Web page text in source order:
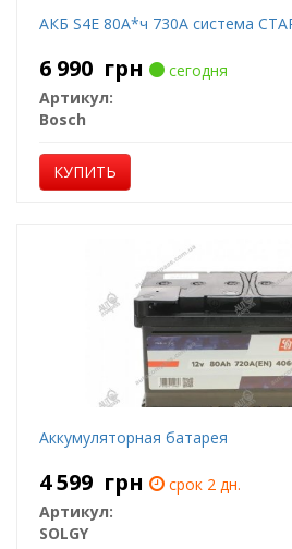
АКБ S4E 80А*ч 730А система
6 990 грн
сегодня
Артикул:
Bosch
КУПИТЬ
Аккумуляторная батарея
4 599 грн
срок 2 дн.
Артикул:
SOLGY